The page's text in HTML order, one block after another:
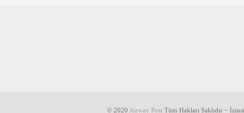
© 2020 Airway PostTüm Hakları Saklıdır ~